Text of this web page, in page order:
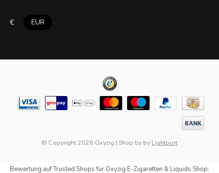
€ EUR
© Copyright 2026 Oxyzig | Shop by by Lightport
Bewertung aufTrusted Shopsfür Oxyzig E-Zigaretten & Liquids Shop: